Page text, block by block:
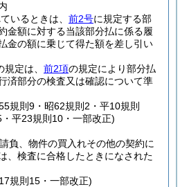
いるときは、 前2号に規定する部
金額に対する当該部分払に係る履
金の額に乗じて得た額を差し引い
規定は、 前2項の規定により部分払
済部分の検査又は確認について準
規則9・昭62規則2・平10規則
平23規則10・一部改正)
負、物件の買入れその他の契約に
、検査に合格したときになされた
規則15・一部改正)